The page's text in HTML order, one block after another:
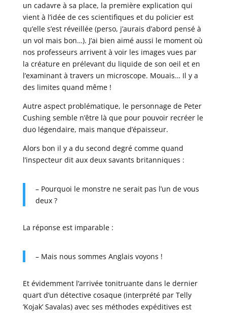
un cadavre à sa place, la première explication qui
vient à l’idée de ces scientifiques et du policier est
qu’elle s’est réveillée (perso, j’aurais d’abord pensé à
un vol mais bon…). J’ai bien aimé aussi le moment où
nos professeurs arrivent à voir les images vues par
la créature en prélevant du liquide de son oeil et en
l’examinant à travers un microscope. Mouais… Il y a
des limites quand même !
Autre aspect problématique, le personnage de Peter
Cushing semble n’être là que pour pouvoir recréer le
duo légendaire, mais manque d’épaisseur.
Alors bon il y a du second degré comme quand
l’inspecteur dit aux deux savants britanniques :
– Pourquoi le monstre ne serait pas l’un de vous
deux ?
La réponse est imparable :
– Mais nous sommes Anglais voyons !
Et évidemment l’arrivée tonitruante dans le dernier
quart d’un détective cosaque (interprété par Telly
‘Kojak’ Savalas) avec ses méthodes expéditives est